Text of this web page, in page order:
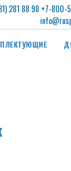
281 88 98 +7-800-